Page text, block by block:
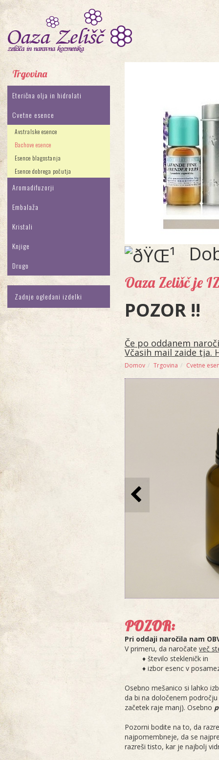
Trgovina
Eterična olja in hidrolati
Cvetne esence
Avstralske esence
Bachove esence
Esence blagostanja
Esence dobrega počutja
Aromadifuzorji
Embalaža
Kristali
Knjige
Drugo
Zadnje ogledani izdelki
Oaza Zelišč je
POZOR !!
Če po oddanem
Včasih mail zaide tja.
Domov Trgovina Cvetne
POZOR:
Pri oddaji naročila nam
V primeru, da naročate več
♦ število stekleničk in
♦ izbor esenc v
Osebno mešanico si lahko
da bi na določenem
začetek raje manj). Osebno
Pozorni bodite na to, da
najpomembneje, da se
razreši tisto, kar je najbolj